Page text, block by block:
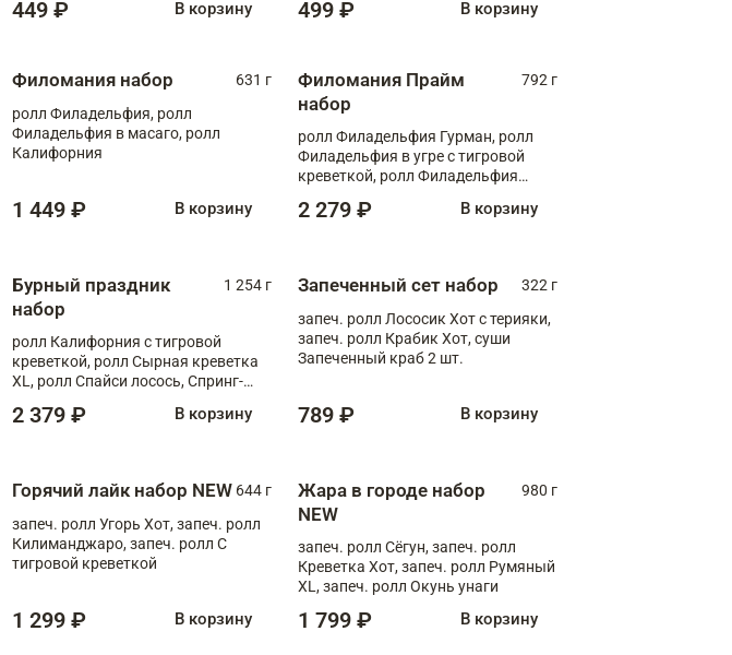
449 ₽ В корзину 499 ₽ В корзину
Филомания набор
631 г
ролл Филадельфия, ролл
Филадельфия в масаго, ролл
Калифорния
1 449 ₽ В корзину
Филомания Прайм
набор
792 г
ролл Филадельфия Гурман, ролл
Филадельфия в угре с тигровой
креветкой, ролл Филадельфия
2 279 ₽ В корзину
Бурный праздник
набор
1 254 г
ролл Калифорния с тигровой
креветкой, ролл Сырная креветка
XL, ролл Спайси лосось, Спринг-
Медовая креветка
2 379 ₽ В корзину
Запеченный сет набор
322 г
запеч. ролл Лососик Хот с терияки,
запеч. ролл Крабик Хот, суши
Запеченный краб 2 шт.
789 ₽ В корзину
Горячий лайк набор NEW 644 г
запеч. ролл Угорь Хот, запеч. ролл
Килиманджаро, запеч. ролл С
тигровой креветкой
1 299 ₽ В корзину
Жара в городе набор
NEW
980 г
запеч. ролл Сёгун, запеч. ролл
Креветка Хот, запеч. ролл Румяный
XL, запеч. ролл Окунь унаги
1 799 ₽ В корзину